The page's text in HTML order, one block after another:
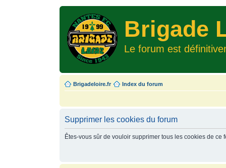
Brigade
Le forum est
Brigadeloire.fr Index du forum
Supprimer les cookies du forum
Êtes-vous sûr de vouloir supprimer tous les cookies de ce